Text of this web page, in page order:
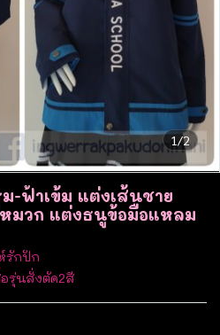
1/2
-ฟ้าเข้ม แต่งเส้นชาย
มวก แต่งธนูข้อมือแหลม
รักปัก
อรุ่นสั่งตัด2สี